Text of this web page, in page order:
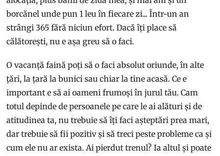
borcănel unde pun 1 leu în fiecare zi... Într-un an
strângi 365 fără niciun efort. Dacă îți place să
călătorești, nu e așa greu să o faci.
O vacanță faină poți să o faci absolut oriunde, în alte
țări, la țară la bunici sau chiar la tine acasă. Ce e
important e să ai oameni frumoși în jurul tău. Cam
totul depinde de persoanele pe care le ai alături și de
atitudinea ta, nu trebuie să îți faci așteptări prea mari,
dar trebuie să fii pozitiv și să treci peste probleme ca și
cum ele nu ar exista. Ai pierdut trenul? Ia altul și poate